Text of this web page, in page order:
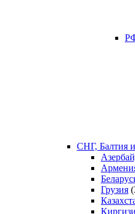
СНГ, Балтия
Грузия